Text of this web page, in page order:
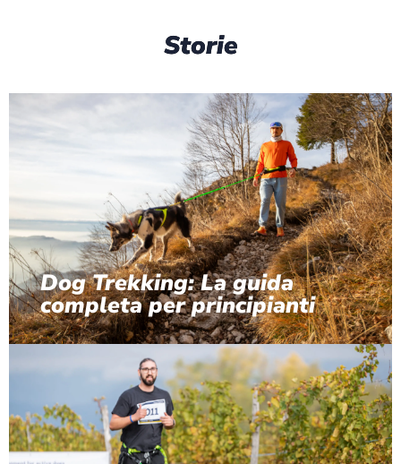
Storie
Dog Trekking: La guida
completa per principianti